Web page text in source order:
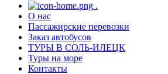
.
О нас
Пасcажирские перевозки
Заказ автобусов
ТУРЫ В СОЛЬ-ИЛЕЦК
Туры на море
Контакты